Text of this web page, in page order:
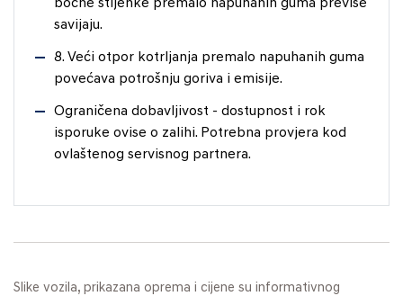
bočne stijenke premalo napuhanih guma previše
savijaju.
8. Veći otpor kotrljanja premalo napuhanih guma
povećava potrošnju goriva i emisije.
Ograničena dobavljivost - dostupnost i rok
isporuke ovise o zalihi. Potrebna provjera kod
ovlaštenog servisnog partnera.
Slike vozila, prikazana oprema i cijene su informativnog